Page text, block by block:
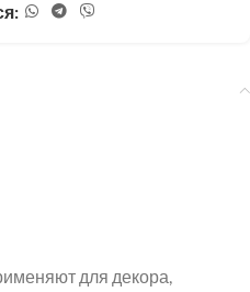
для декора,